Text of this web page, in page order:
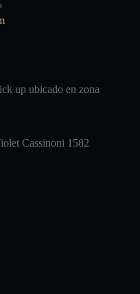
up ubicado en zona
Cassinoni 1582